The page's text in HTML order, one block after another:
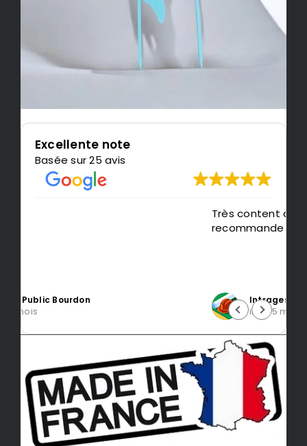
Excellente note
Basée sur 25 avis
Intragest Etude